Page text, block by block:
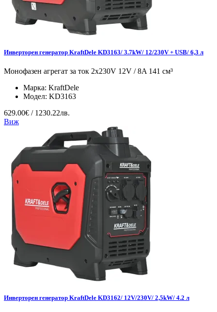
Инверторен генератор KraftDele KD3163/ 3.7kW/ 12/230V + USB/ 6,3 л
Монофазен агрегат за ток 2x230V 12V / 8A 141 см³
Марка: KraftDele
Модел: KD3163
629.00€ / 1230.22лв.
Виж
Инверторен генератор KraftDele KD3162/ 12V/230V/ 2,5kW/ 4.2 л